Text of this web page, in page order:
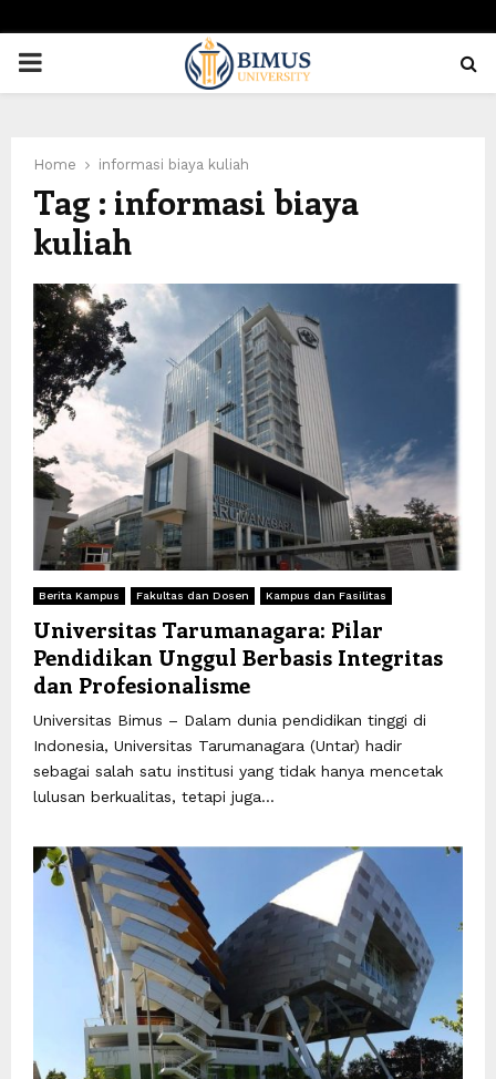
PRIMARY
Home informasi biaya kuliah
Tag : informasi biaya
kuliah
Berita Kampus Fakultas dan Dosen Kampus dan Fasilitas
Universitas Tarumanagara: Pilar
Pendidikan Unggul Berbasis Integritas
dan Profesionalisme
Universitas Bimus – Dalam dunia pendidikan tinggi di
Indonesia, Universitas Tarumanagara (Untar) hadir
sebagai salah satu institusi yang tidak hanya mencetak
lulusan berkualitas, tetapi juga...